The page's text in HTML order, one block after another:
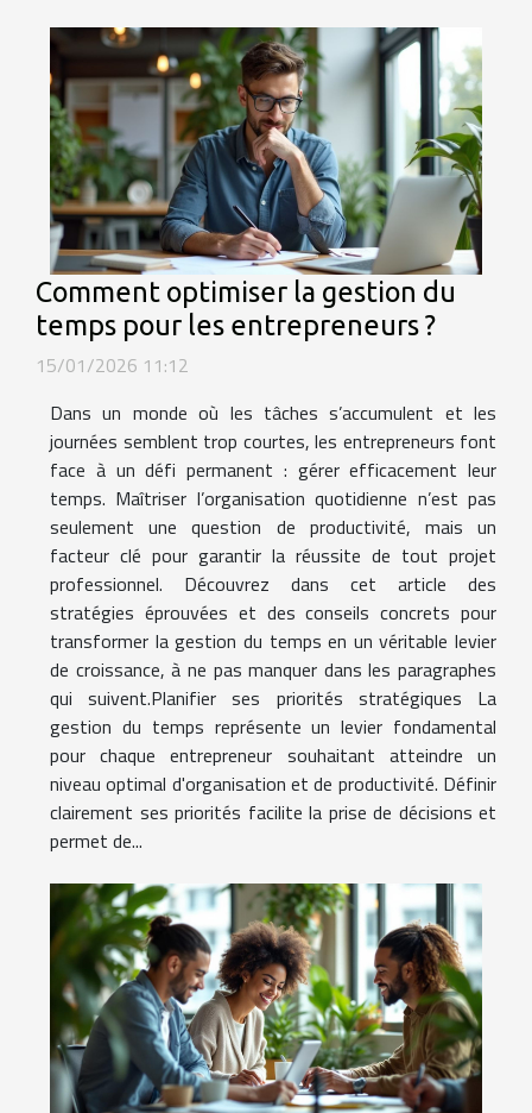
Comment optimiser la gestion du
temps pour les entrepreneurs ?
15/01/2026 11:12
Dans un monde où les tâches s’accumulent et les
journées semblent trop courtes, les entrepreneurs font
face à un défi permanent : gérer efficacement leur
temps. Maîtriser l’organisation quotidienne n’est pas
seulement une question de productivité, mais un
facteur clé pour garantir la réussite de tout projet
professionnel. Découvrez dans cet article des
stratégies éprouvées et des conseils concrets pour
transformer la gestion du temps en un véritable levier
de croissance, à ne pas manquer dans les paragraphes
qui suivent.Planifier ses priorités stratégiques La
gestion du temps représente un levier fondamental
pour chaque entrepreneur souhaitant atteindre un
niveau optimal d'organisation et de productivité. Définir
clairement ses priorités facilite la prise de décisions et
permet de...